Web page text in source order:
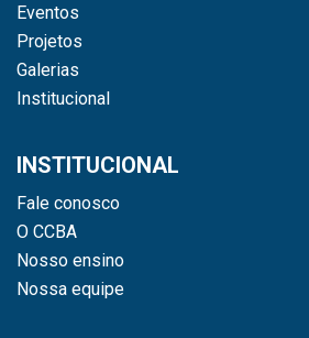
Eventos
Projetos
Galerias
Institucional
INSTITUCIONAL
Fale conosco
O CCBA
Nosso ensino
Nossa equipe